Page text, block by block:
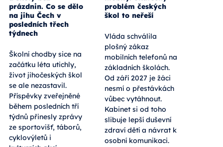
prázdnin. Co se dělo
na jihu Čech v
posledních třech
týdnech
Školní chodby sice na
začátku léta utichly,
život jihočeských škol
se ale nezastavil.
Příspěvky zveřejněné
během posledních tří
týdnů přinesly zprávy
ze sportovišť, táborů,
cyklovýletů i
problém českých
škol to neřeší
Vláda schválila
plošný zákaz
mobilních telefonů na
základních školách.
Od září 2027 je žáci
nesmí o přestávkách
vůbec vytáhnout.
Kabinet si od toho
slibuje lepší duševní
zdraví dětí a návrat k
osobní komunikaci.